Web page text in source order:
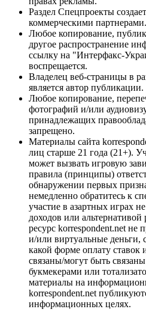
Раздел Спецпроекты
коммерческими партнерами.
Любое копирование,
другое распространение
ссылку на "Интерфакс-
воспрещается.
Владелец веб-страницы в
является автор публикации.
Любое копирование,
фотографий и/или
принадлежащих
запрещено.
Материалы сайта
лиц старше 21 года (21+).
может вызвать игровую
правила (принципы)
обнаружении первых
немедленно обратитесь к
участие в азартных играх
доходов или
ресурс korrespondent.net не
и/или виртуальные деньги,
какой форме оплату ставок
связаны/могут быть
букмекерами или
материалы на
korrespondent.net
информационных целях.